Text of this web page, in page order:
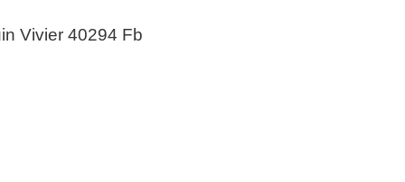
Vivier 40294 Fb